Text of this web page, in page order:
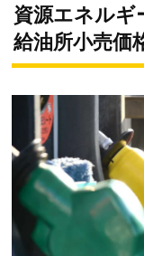
資源エネルギ
給油所小売価